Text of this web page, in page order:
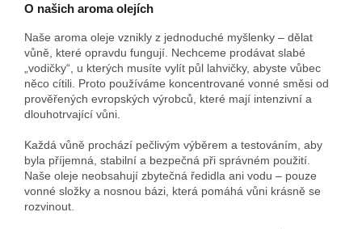
O našich aroma olejích
Naše aroma oleje vznikly z jednoduché myšlenky – dělat
vůně, které opravdu fungují. Nechceme prodávat slabé
„vodičky“, u kterých musíte vylít půl lahvičky, abyste vůbec
něco cítili. Proto používáme koncentrované vonné směsi od
prověřených evropských výrobců, které mají intenzivní a
dlouhotrvající vůni.
Každá vůně prochází pečlivým výběrem a testováním, aby
byla příjemná, stabilní a bezpečná při správném použití.
Naše oleje neobsahují zbytečná ředidla ani vodu – pouze
vonné složky a nosnou bázi, která pomáhá vůni krásně se
rozvinout.